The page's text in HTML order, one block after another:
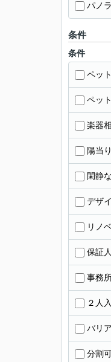
パノ
条件
条件
ペッ
ペッ
楽器
陽当
閑静
デザ
リノ
保証
事務
２人
バリ
分割